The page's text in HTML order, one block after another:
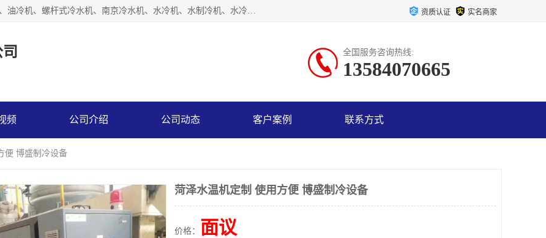
南京博盛制冷设备有限公司是冷风机厂家主营冷风机、模温机、油冷机、螺杆式冷水机、南京冷水机、水冷机、水制冷机、水冷却机、油冷却机等；凭借多年的制作经验、优秀的技术、优秀的产品质量诚信的经营理念，以一流的品质，实在的价格，在行业内享有较高的声誉。 资质认证 实名商家
全国服务咨询热线:
13584070665
频 公司介绍 公司动态 客户案例 联系方式
便 博盛制冷设备
菏泽水温机定制 使用方便 博盛制冷设备
价格： 面议